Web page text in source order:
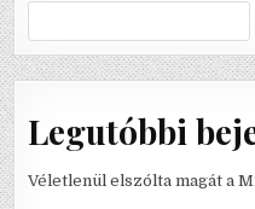
Legutóbbi
Véletlenül elszólta magát a